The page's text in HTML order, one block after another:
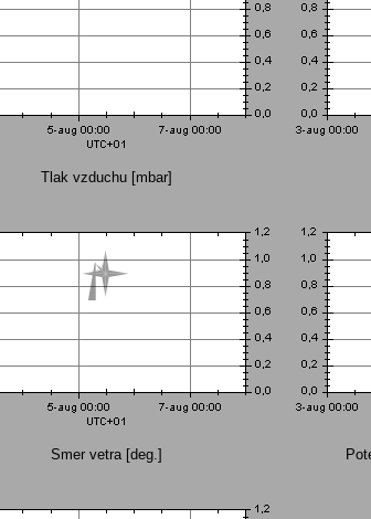
Tlak vzduchu [mbar]
Smer vetra [deg.]